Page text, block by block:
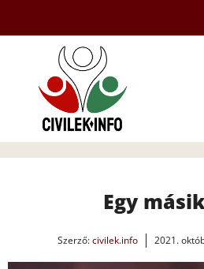
tartalomba
Egy
Szerző:civilek.info 2021.